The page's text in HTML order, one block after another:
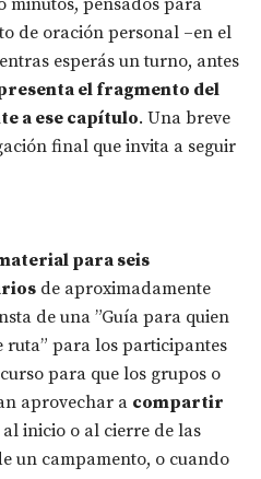
de oración personal –en el
esperás un turno, antes
el fragmento del
a ese capítulo. Una breve
final que invita a seguir
para seis
de aproximadamente
de una ”Guía para quien
ruta” para los participantes
para que los grupos o
aprovechar a compartir
al inicio o al cierre de las
un campamento, o cuando